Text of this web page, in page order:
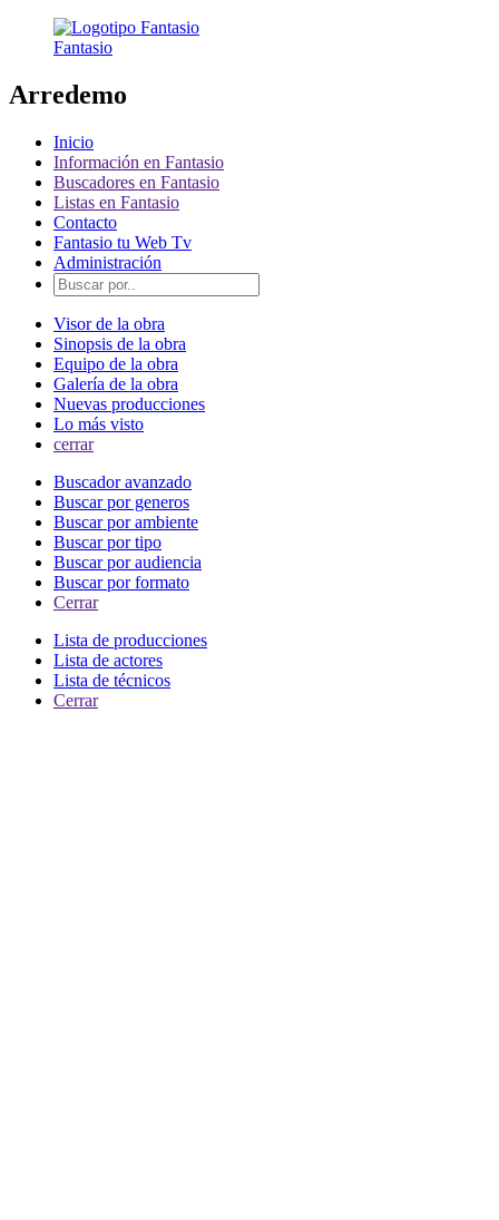
Fantasio
Arredemo
Inicio
Información en Fantasio
Buscadores en Fantasio
Listas en Fantasio
Contacto
Fantasio tu Web Tv
Administración
Visor de la obra
Sinopsis de la obra
Equipo de la obra
Galería de la obra
Nuevas producciones
Lo más visto
cerrar
Buscador avanzado
Buscar por generos
Buscar por ambiente
Buscar por tipo
Buscar por audiencia
Buscar por formato
Cerrar
Lista de producciones
Lista de actores
Lista de técnicos
Cerrar